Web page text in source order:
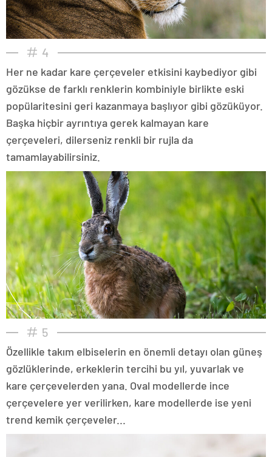
4
Her ne kadar kare çerçeveler etkisini kaybediyor gibi
gözükse de farklı renklerin kombiniyle birlikte eski
popülaritesini geri kazanmaya başlıyor gibi gözüküyor.
Başka hiçbir ayrıntıya gerek kalmayan kare
çerçeveleri, dilerseniz renkli bir rujla da
tamamlayabilirsiniz.
5
Özellikle takım elbiselerin en önemli detayı olan güneş
gözlüklerinde, erkeklerin tercihi bu yıl, yuvarlak ve
kare çerçevelerden yana. Oval modellerde ince
çerçevelere yer verilirken, kare modellerde ise yeni
trend kemik çerçeveler...